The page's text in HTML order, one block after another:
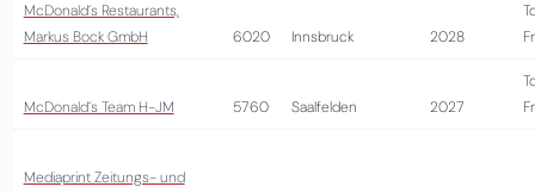
McDonald´s Restaurants,
Markus Bock GmbH
6020 Innsbruck 2028
McDonald´s Team H-JM 5760 Saalfelden 2027
Mediaprint Zeitungs- und